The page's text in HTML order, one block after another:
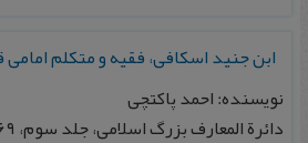
ابن جنید اسکافی، فقیه و متکلم
نویسنده: احمد پاکتچی
دائرة المعارف بزرگ اسلامی، جلد سوم، ۱۳۶۹